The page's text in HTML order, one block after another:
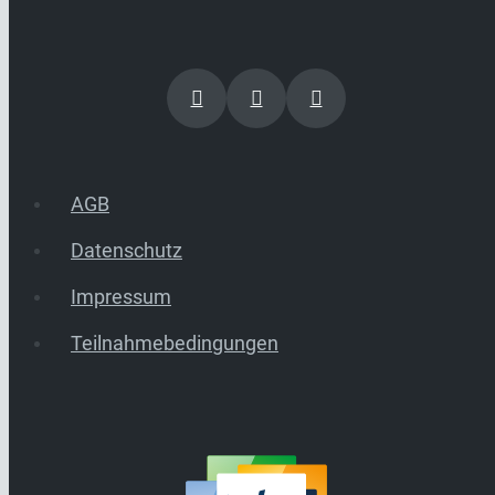
AGB
Datenschutz
Impressum
Teilnahmebedingungen